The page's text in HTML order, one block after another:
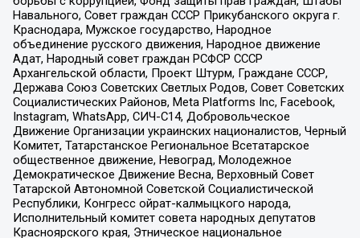
Навального, Совет граждан СССР Прикубанского округа г.
Краснодара, Мужское государство, Народное
объединение русского движения, Народное движение
Адат, Народный совет граждан РСФСР СССР
Архангельской области, Проект Штурм, Граждане СССР,
Держава Союз Советских Светлых Родов, Совет Советских
Социалистических Районов, Meta Platforms Inc, Facebook,
Instagram, WhatsApp, СИЧ-С14, Добровольческое
Движение Организации украинских националистов, Черный
Комитет, Татарстанское Региональное Всетатарское
общественное движение, Невоград, Молодежное
Демократическое Движение Весна, Верховный Совет
Татарской Автономной Советской Социалистической
Республики, Конгресс ойрат-калмыцкого народа,
Исполнительный комитет совета народных депутатов
Красноярского края, Этническое национальное